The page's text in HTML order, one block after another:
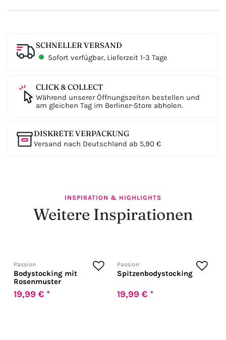
SCHNELLER VERSAND
Sofort verfügbar, Lieferzeit 1-3 Tage
CLICK & COLLECT
Während unserer Öffnungszeiten bestellen und
am gleichen Tag im Berliner-Store abholen.
DISKRETE VERPACKUNG
Versand nach Deutschland ab 5,90 €
INSPIRATION & HIGHLIGHTS
Weitere Inspirationen
Passion
Bodystocking mit
Rosenmuster
19,99 € *
Passion
Spitzenbodystocking
19,99 € *